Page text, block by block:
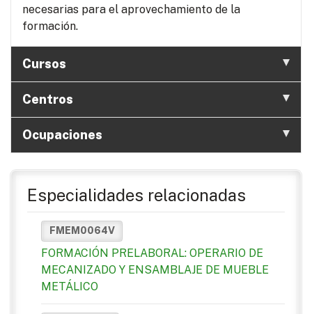
necesarias para el aprovechamiento de la
formación.
Cursos
Centros
Ocupaciones
Especialidades relacionadas
FMEM0064V
FORMACIÓN PRELABORAL: OPERARIO DE
MECANIZADO Y ENSAMBLAJE DE MUEBLE
METÁLICO